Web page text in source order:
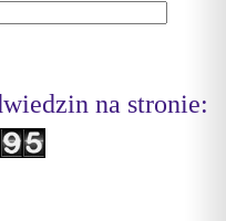
na stronie: